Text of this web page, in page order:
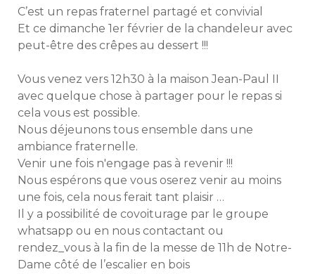
C’est un repas fraternel partagé et convivial
Et ce dimanche 1er février de la chandeleur avec
peut-être des crêpes au dessert !!!
Vous venez vers 12h30 à la maison Jean-Paul II
avec quelque chose à partager pour le repas si
cela vous est possible.
Nous déjeunons tous ensemble dans une
ambiance fraternelle.
Venir une fois n'engage pas à revenir !!!
Nous espérons que vous oserez venir au moins
une fois, cela nous ferait tant plaisir …
Il y a possibilité de covoiturage par le groupe
whatsapp ou en nous contactant ou
rendez_vous à la fin de la messe de 11h de Notre-
Dame côté de l’escalier en bois